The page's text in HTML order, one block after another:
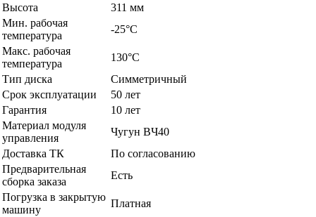
Высота
311 мм
Мин. рабочая
температура
-25°C
Макс. рабочая
температура
130°C
Тип диска
Симметричный
Срок эксплуатации
50 лет
Гарантия
10 лет
Материал модуля
управления
Чугун BЧ40
Доставка ТК
По согласованию
Предварительная
сборка заказа
Есть
Погрузка в закрытую
машину
Платная